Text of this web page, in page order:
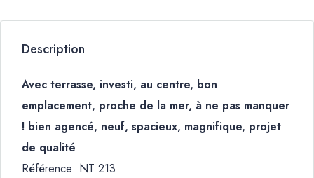
Description
Avec terrasse, investi, au centre, bon
emplacement, proche de la mer, à ne pas manquer
! bien agencé, neuf, spacieux, magnifique, projet
de qualité
Référence: NT 213